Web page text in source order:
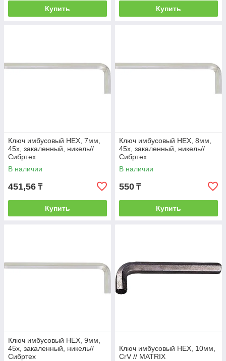
Купить Купить
Ключ имбусовый HEX, 7мм,
45x, закаленный, никель//
Сибртех
В наличии
451,56 ₸
Купить
Ключ имбусовый HEX, 8мм,
45x, закаленный, никель//
Сибртех
В наличии
550 ₸
Купить
Ключ имбусовый HEX, 9мм,
45x, закаленный, никель//
Сибртех
Ключ имбусовый HEX, 10мм,
CrV // MATRIX